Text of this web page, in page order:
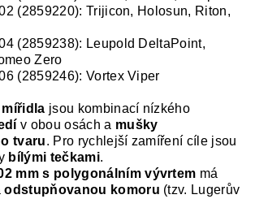
(2859220): Trijicon, Holosun, Riton,
(2859238): Leupold DeltaPoint,
Zero
(2859246): Vortex Viper
jsou kombinací nízkého
v obou osách a mušky
tvaru. Pro rychlejší zamíření cíle jsou
bílými tečkami.
mm s polygonálním vývrtem má
odstupňovanou komoru (tzv. Lugerův